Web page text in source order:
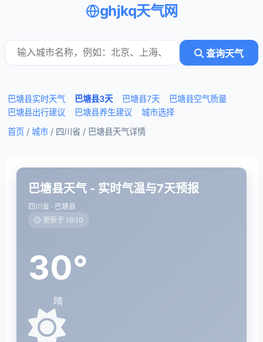
ghjkq天气网
查询天气
巴塘县实时天气 巴塘县3天 巴塘县7天
巴塘县空气质量
巴塘县出行建议
巴塘县养生建议
城市选择
首页 / 城市 / 四川省 / 巴塘县天气详情
巴塘县天气 - 实时气温与7天预报
四川省 · 巴塘县
更新于 16:10
30°
晴